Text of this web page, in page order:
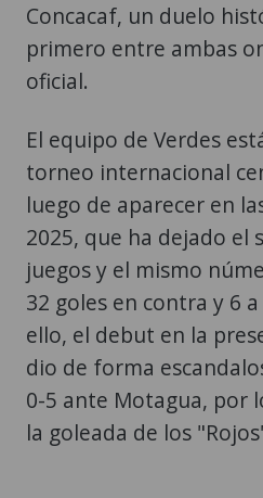
Concacaf, un duelo
primero entre ambas
oficial.
El equipo de Verdes
torneo internacional
luego de aparecer en
2025, que ha dejado el
juegos y el mismo
32 goles en contra y 6
ello, el debut en la
dio de forma
0-5 ante Motagua, por
la goleada de los